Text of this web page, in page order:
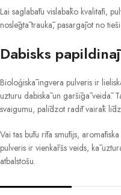
Lai saglabātu vislabāko kvalitāti,
noslēgtā traukā, pasargājot no
Dabisks
Bioloģiskā ingvera pulveris ir
uzturu dabiskā un garšīgā veidā.
svaigumu, palīdzot radīt vairāk
Vai tas būtu rīta smūtijs,
pulveris ir vienkāršs veids, kā
atbalstošu.